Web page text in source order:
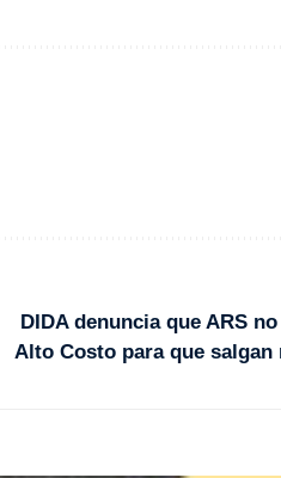
DIDA denuncia que ARS
Alto Costo para que